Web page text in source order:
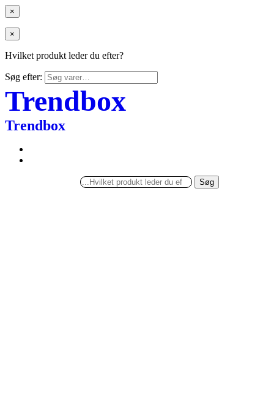
×
×
Hvilket produkt leder du efter?
Søg efter:
Trendbox
Trendbox
Søg